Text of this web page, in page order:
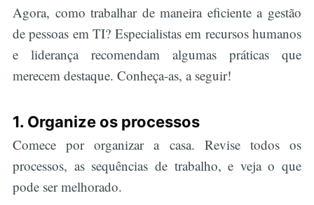
Agora, como trabalhar de maneira eficiente a gestão
de pessoas em TI? Especialistas em recursos humanos
e liderança recomendam algumas práticas que
merecem destaque. Conheça-as, a seguir!
1. Organize os processos
Comece por organizar a casa. Revise todos os
processos, as sequências de trabalho, e veja o que
pode ser melhorado.